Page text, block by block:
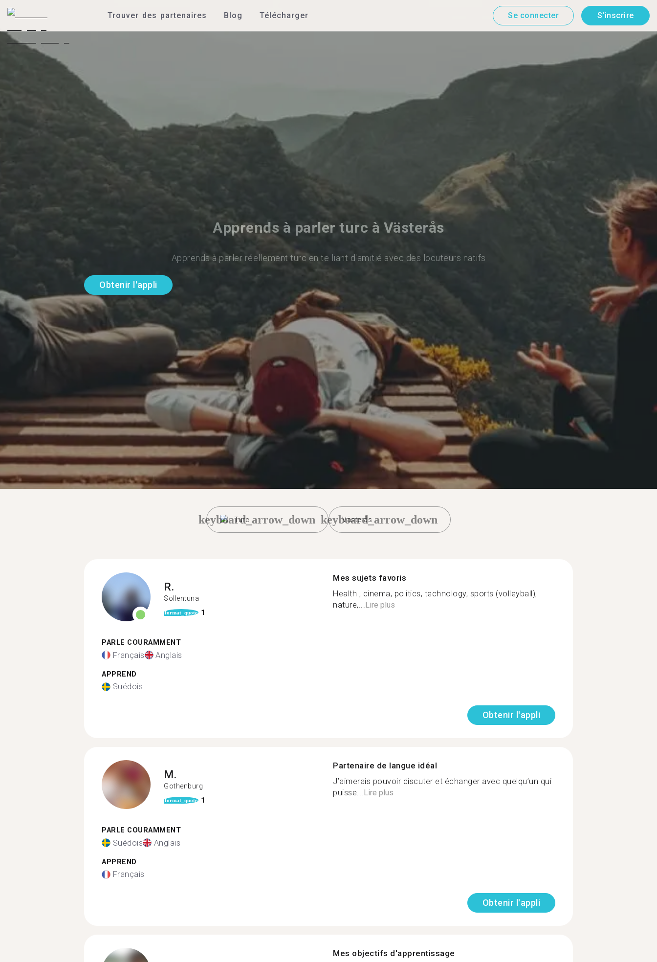
Trouver des partenaires Blog Télécharger Se connecter S'inscrire
Apprends à parler turc à Västerås
Apprends à parler réellement turc en te liant d'amitié avec des locuteurs natifs
Obtenir l'appli
Turc
keyboard_arrow_down Västerås
keyboard_arrow_down
R.
Sollentuna
format_quote 1
PARLE COURAMMENT
Français Anglais
APPREND
Suédois
Mes sujets favoris
Health , cinema, politics, technology, sports (volleyball),
nature,...Lire plus
Obtenir l'appli
M.
Gothenburg
format_quote 1
PARLE COURAMMENT
Suédois Anglais
APPREND
Français
Partenaire de langue idéal
J’aimerais pouvoir discuter et échanger avec quelqu’un qui
puisse...Lire plus
Obtenir l'appli
Mes objectifs d'apprentissage